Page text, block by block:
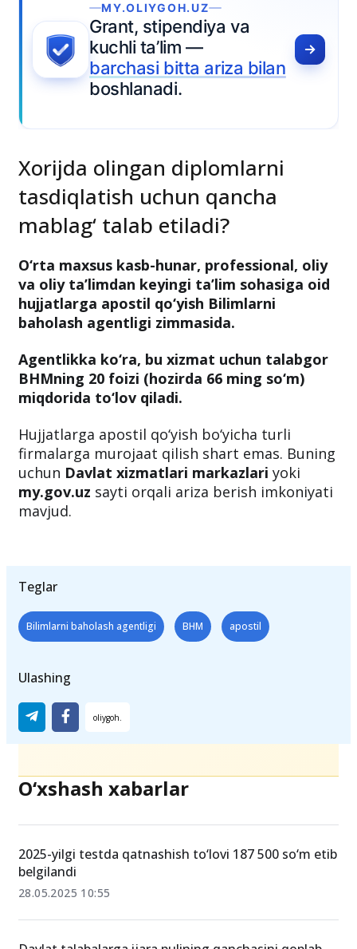
MY.OLIYGOH.UZ
Grant, stipendiya va
kuchli ta’lim —
barchasi bitta ariza bilan
boshlanadi.
Xorijda olingan diplomlarni
mablag‘ talab etiladi?
O‘rta maxsus kasb-hunar, professional, oliy
hujjatlarga apostil qo‘yish Bilimlarni
baholash agentligi zimmasida.
BHMning 20 foizi (hozirda 66 ming so‘m)
miqdorida to‘lov qiladi.
Hujjatlarga apostil qo‘yish bo‘yicha turli
firmalarga murojaat qilish shart emas. Buning
Teglar
Bilimlarni baholash agentligi
Ulashing
O‘xshash xabarlar
belgilandi